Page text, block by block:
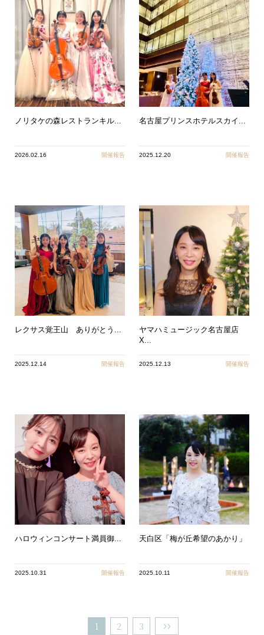
ノリタケの森レストランキル...
2026.02.16 開催報告
名古屋プリンスホテルスカイ...
2025.12.20 開催報告
レクサス覚王山 ありがとう...
2025.12.14 開催報告
ヤマハミュージック名古屋店
X...
2025.12.13 開催報告
ハロウィンコンサート満員御...
2025.10.31 開催報告
天白区「梅が丘希望のあかり」
2025.10.11 開催報告
1 2 3